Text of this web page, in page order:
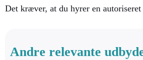
Det kræver, at du hyrer en
Andre relevante